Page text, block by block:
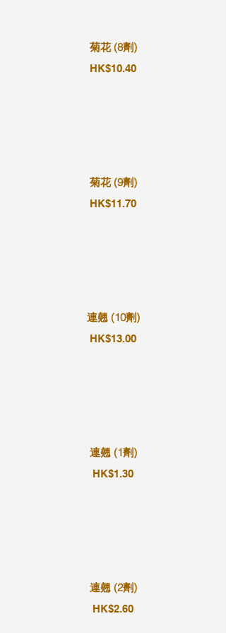
菊花 (8劑)
HK$10.40
菊花 (9劑)
HK$11.70
連翹 (10劑)
HK$13.00
連翹 (1劑)
HK$1.30
連翹 (2劑)
HK$2.60